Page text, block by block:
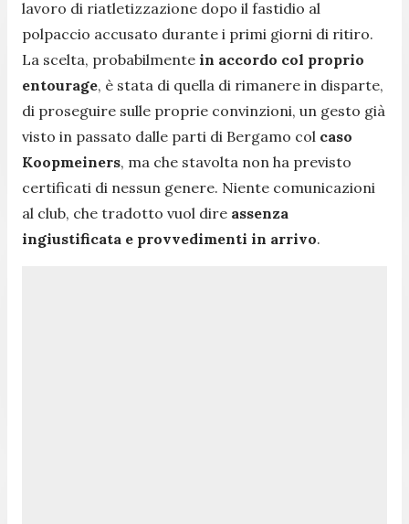
lavoro di riatletizzazione dopo il fastidio al
polpaccio accusato durante i primi giorni di ritiro.
La scelta, probabilmente in accordo col proprio
entourage, è stata di quella di rimanere in disparte,
di proseguire sulle proprie convinzioni, un gesto già
visto in passato dalle parti di Bergamo col caso
Koopmeiners, ma che stavolta non ha previsto
certificati di nessun genere. Niente comunicazioni
al club, che tradotto vuol dire assenza
ingiustificata e provvedimenti in arrivo.